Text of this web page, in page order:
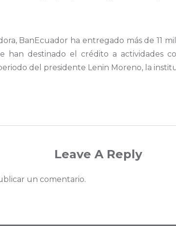
BanEcuador ha entregado más de 11
han destinado el crédito a actividades
del presidente Lenin Moreno, la
Leave A Reply
un comentario.